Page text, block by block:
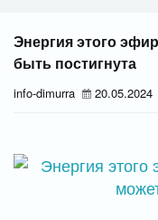
Энергия этого
быть постигнута
info-dimurra 20.05.2024